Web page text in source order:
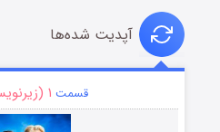
آپدیت شده‌ها
قسمت ۱ (زیرنویس)